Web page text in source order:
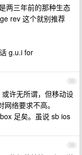
两三年前的那种生态
rev 这个就别推荐
g.u.i for
35
许无所谓，但移动设
络要求不高。
足矣。虽说 sb ios
36